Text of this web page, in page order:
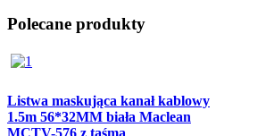
Polecane produkty
Listwa maskująca kanał kablowy
1.5m 56*32MM biała Maclean
MCTV-576 z taśmą